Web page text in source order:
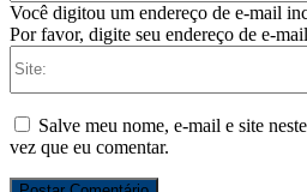
Você digitou um endereço de e-mail
Por favor, digite seu endereço de e-
Salve meu nome, e-mail e site
vez que eu comentar.